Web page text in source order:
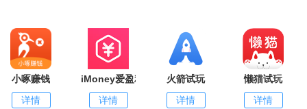
小啄赚钱
详情
iMoney爱盈利
详情
火箭试玩
详情
懒猫试玩
详情